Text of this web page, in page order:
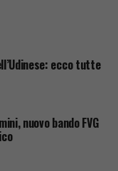
ecco tutte
nuovo bando FVG